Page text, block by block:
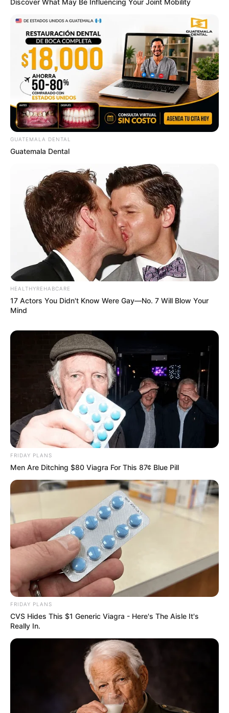
Discover What May Be Influencing Your Joint Mobility
GUATEMALA DENTAL
Guatemala Dental
HEALTHYREHABCARE
17 Actors You Didn't Know Were Gay—No. 7 Will Blow Your
Mind
FRIDAY PLANS
Men Are Ditching $80 Viagra For This 87¢ Blue Pill
FRIDAY PLANS
CVS Hides This $1 Generic Viagra - Here's The Aisle It's
Really In.